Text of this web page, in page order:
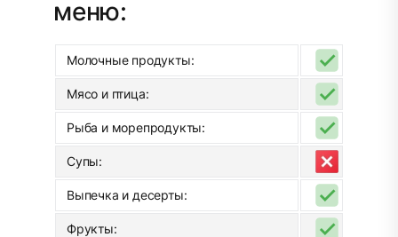
меню:
Молочные продукты:
Мясо и птица:
Рыба и морепродукты:
Супы:
Выпечка и десерты:
Фрукты: